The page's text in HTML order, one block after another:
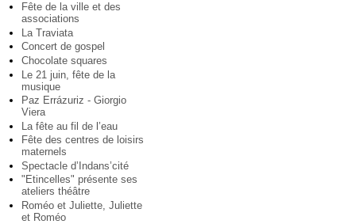
Fête de la ville et des
associations
La Traviata
Concert de gospel
Chocolate squares
Le 21 juin, fête de la
musique
Paz Errázuriz - Giorgio
Viera
La fête au fil de l’eau
Fête des centres de loisirs
maternels
Spectacle d’Indans’cité
"Etincelles" présente ses
ateliers théâtre
Roméo et Juliette, Juliette
et Roméo